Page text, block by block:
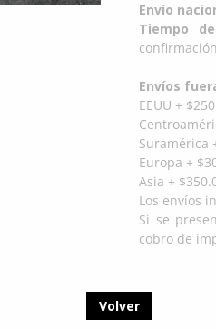
Envío
Tiempo
Envíos
EEUU +
Suramérica
Europa +
Asia +
Los envíos
Si se
cobro de
Volver